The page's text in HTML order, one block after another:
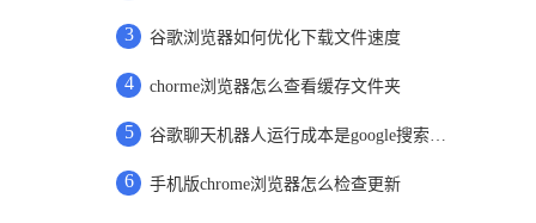
3 谷歌浏览器如何优化下载文件速度
4 chorme浏览器怎么查看缓存文件夹
5 谷歌聊天机器人运行成本是google搜索的10倍
6 手机版chrome浏览器怎么检查更新